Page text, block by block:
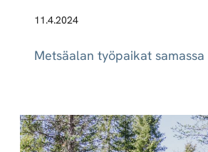
11.4.2024
Metsäalan työpaikat samassa